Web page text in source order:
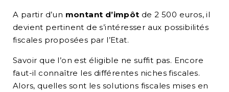
A partir d’un montant d’impôt de 2 500 euros, il
devient pertinent de s’intéresser aux possibilités
fiscales proposées par l’Etat.
Savoir que l’on est éligible ne suffit pas. Encore
faut-il connaître les différentes niches fiscales.
Alors, quelles sont les solutions fiscales mises en